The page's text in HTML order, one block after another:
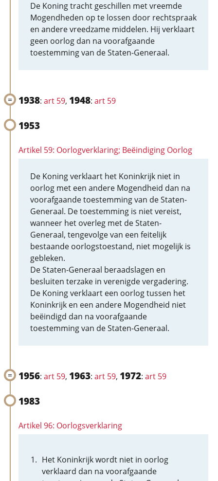
De Koning tracht geschillen met vreemde
Mogendheden op te lossen door rechtspraak
en andere vreedzame middelen. Hij verklaart
geen oorlog dan na voorafgaande
toestemming van de Staten-Generaal.
1938: art 59, 1948: art 59
1953
Artikel 59: Oorlogverklaring; Beëindiging Oorlog
De Koning verklaart het Koninkrijk niet in
oorlog met een andere Mogendheid dan na
voorafgaande toestemming van de Staten-
Generaal. De toestemming is niet vereist,
wanneer het overleg met de Staten-
Generaal, tengevolge van een feitelijk
bestaande oorlogstoestand, niet mogelijk is
gebleken.
De Staten-Generaal beraadslagen en
besluiten terzake in verenigde vergadering.
De Koning verklaart een oorlog tussen het
Koninkrijk en een andere Mogendheid niet
beëindigd dan na voorafgaande
toestemming van de Staten-Generaal.
1956: art 59, 1963: art 59, 1972: art 59
1983
Artikel 96: Oorlogsverklaring
Het Koninkrijk wordt niet in oorlog
verklaard dan na voorafgaande